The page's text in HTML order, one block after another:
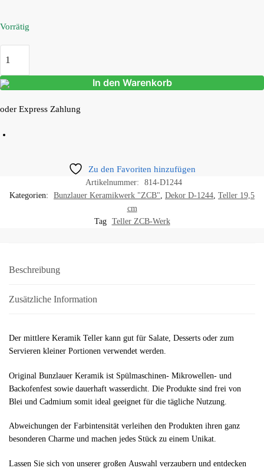
Vorrätig
In den Warenkorb
oder Express Zahlung
Zu den Favoriten hinzufügen
Artikelnummer:
814-D1244
Kategorien:
Bunzlauer Keramikwerk "ZCB", Dekor D-1244, Teller 19,5
cm
Tag
Teller ZCB-Werk
Beschreibung
Zusätzliche Information
Der mittlere Keramik Teller kann gut für Salate, Desserts oder zum
Servieren kleiner Portionen verwendet werden.
Original Bunzlauer Keramik ist Spülmaschinen- Mikrowellen- und
Backofenfest sowie dauerhaft wasserdicht. Die Produkte sind frei von
Blei und Cadmium somit ideal geeignet für die tägliche Nutzung.
Abweichungen der Farbintensität verleihen den Produkten ihren ganz
besonderen Charme und machen jedes Stück zu einem Unikat.
Lassen Sie sich von unserer großen Auswahl verzaubern und entdecken